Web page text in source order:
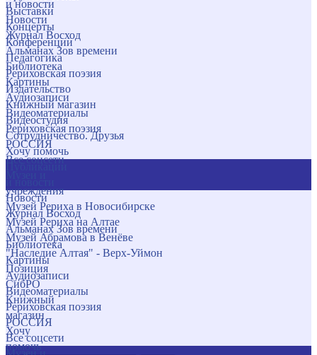
и новости
Новости
Журнал Восход
Альманах Зов времени
Библиотека
Картины
Аудиозаписи
Видеоматериалы
Рериховская поэзия
РОССИЯ
Все соцсети
учреждения
Музей Рериха в Новосибирске
Музей Рериха на Алтае
Музей Абрамова в Венёве
"Наследие Алтая" - Верх-Уймон
Позиция
СибРО
Книжный
магазин
Хочу
помочь
Выставки
Концерты
Конференции
Педагогика
Рериховская поэзия
Издательство
Книжный магазин
Видеостудия
Сотрудничество. Друзья
Хочу помочь
Новости
Журнал Восход
Альманах Зов времени
Библиотека
Картины
Аудиозаписи
Видеоматериалы
Рериховская поэзия
РОССИЯ
Все соцсети